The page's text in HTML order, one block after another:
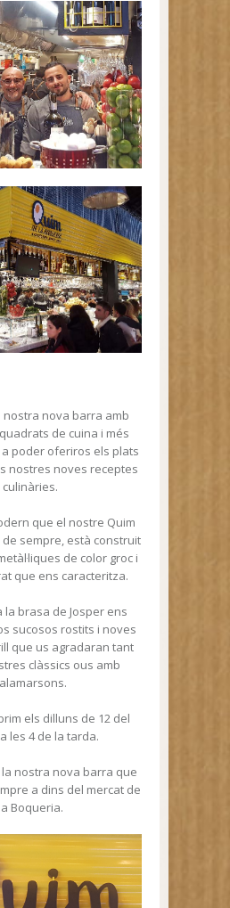
nostra nova barra amb
de cuina i més
poder oferiros els plats
nostres noves receptes
culinàries.
que el nostre Quim
sempre, està construit
de color groc i
que ens caracteritza.
la brasa de Josper ens
sucosos rostits i noves
que us agradaran tant
clàssics ous amb
els dilluns de 12 del
les 4 de la tarda.
nostra nova barra que
a dins del mercat de
la Boqueria.